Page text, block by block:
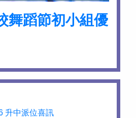
舞蹈節初小組優
升中派位喜訊